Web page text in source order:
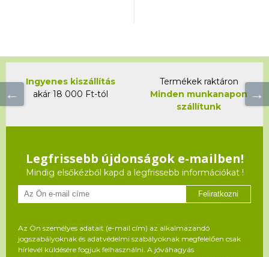
Ingyenes kiszállítás
akár 18 000 Ft-tól
Termékek raktáron
Minden munkanapon
szállítunk
Legfrissebb újdonságok e-mailben!
Mindig elsőkézből kapd a legfrissebb információkat !
Feliratkozni
Az Ön személyes adatait (e-mail cím) az alkalmazandó
jogszabályoknak és adatvédelmi szabályoknak megfelelően csak
hírlevél küldésére fogjuk felhasználni. A jóváhagyás